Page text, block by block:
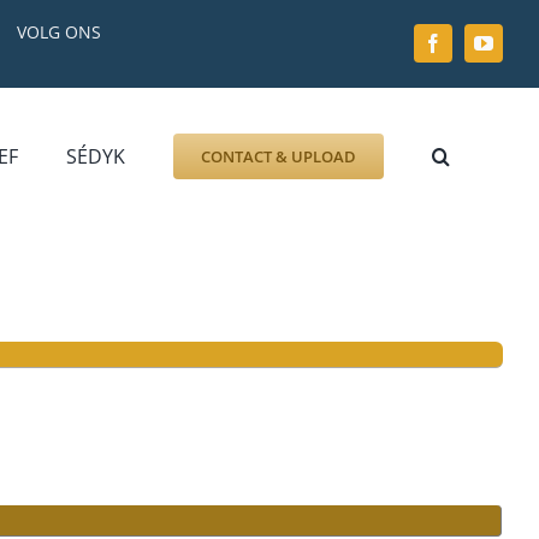
VOLG ONS
GRAFZERK
ALLLES
SÉDYK CONTACT & UPLOAD